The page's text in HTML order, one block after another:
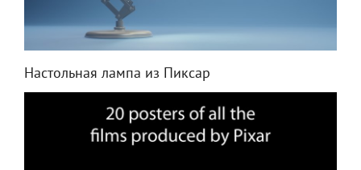
Настольная лампа из Пиксар